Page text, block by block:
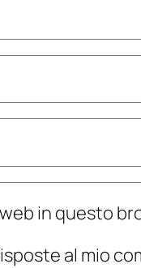
in questo
al mio